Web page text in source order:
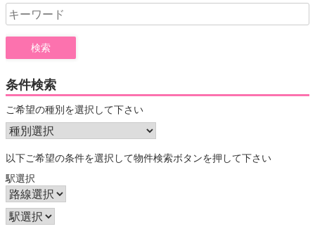
Search
for:
条件検索
ご希望の種別を選択して下さい
以下ご希望の条件を選択して物件検索ボタンを押して下さい
駅選択